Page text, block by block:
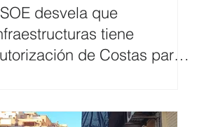
desvela que
tiene
de Costas para